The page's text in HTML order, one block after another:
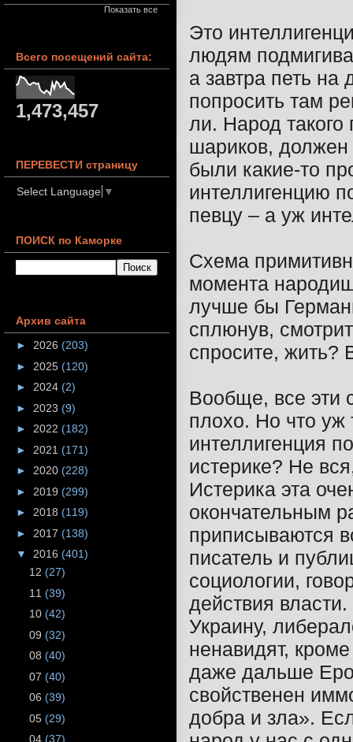
Это
людям
а завтра петь
попросить там
ли. Народ
шариков,
были какие-то
интеллигенцию
певцу – а уж
Схема
момента
лучше бы
сплюнув,
спросите, жить?
Вообще, все эти
плохо. Но что уж
интеллигенция
истерике? Не
Истерика эта
окончательным
приписываются
писатель и
социологии,
действия
Украину,
ненавидят,
даже дальше
свойственен
добра и зла».
Показать все
Всего посещений сайта:
1,473,457
ПЕРЕВЕСТИ страницу
Select Language ▼
ПОИСК по Каморке
Архив сайта
► 2026 (203)
► 2025 (120)
► 2024 (2)
► 2023 (9)
► 2022 (182)
► 2021 (171)
► 2020 (228)
► 2019 (299)
► 2018 (119)
► 2017 (138)
▼ 2016 (401)
12 (27)
11 (39)
10 (42)
09 (32)
08 (40)
07 (40)
06 (39)
05 (29)
04 (37)